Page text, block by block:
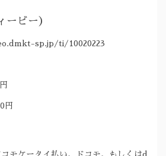
ビー）
sp.jp/ti/10020223
円
モケータイ払い、ドコモ、もしくはd